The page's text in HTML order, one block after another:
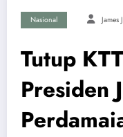
Nasional James
Tutup
Presiden